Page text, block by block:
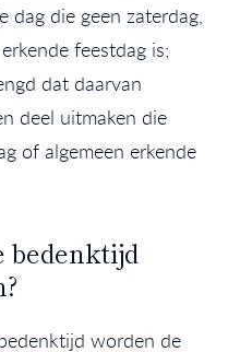
dag die geen zaterdag,
feestdag is;
dat daarvan
deel uitmaken die
of algemeen erkende
bedenktijd
worden de